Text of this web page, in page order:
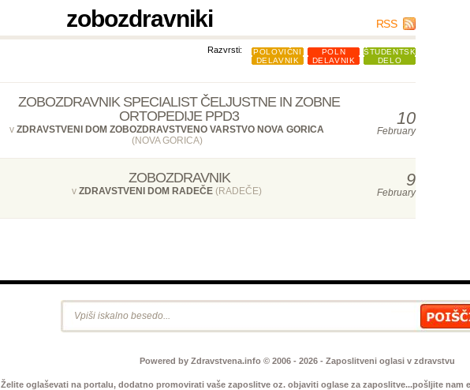
zobozdravniki RSS
Razvrsti:
ŠTUDENTSKO
DELO
POLN
DELAVNIK
POLOVIČNI
DELAVNIK
ZOBOZDRAVNIK SPECIALIST ČELJUSTNE IN ZOBNE
ORTOPEDIJE PPD3
v ZDRAVSTVENI DOM ZOBOZDRAVSTVENO VARSTVO NOVA GORICA
(NOVA GORICA)
10
February
ZOBOZDRAVNIK
v ZDRAVSTVENI DOM RADEČE (RADEČE)
9
February
Powered by Zdravstvena.info © 2006 - 2026 - Zaposlitveni oglasi v zdravstvu
Želite oglaševati na portalu, dodatno promovirati vaše zaposlitve oz. objaviti oglase za zaposlitve...pošljite nam